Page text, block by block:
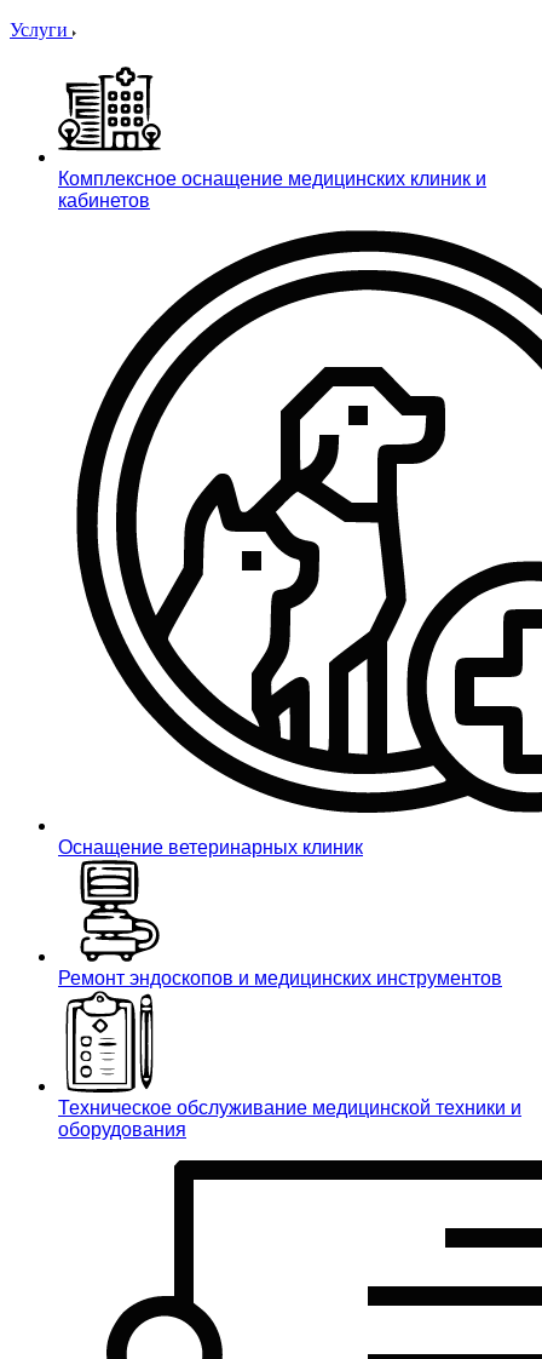
Услуги
Комплексное оснащение медицинских клиник и
кабинетов
Оснащение ветеринарных клиник
Ремонт эндоскопов и медицинских инструментов
Техническое обслуживание медицинской техники и
оборудования